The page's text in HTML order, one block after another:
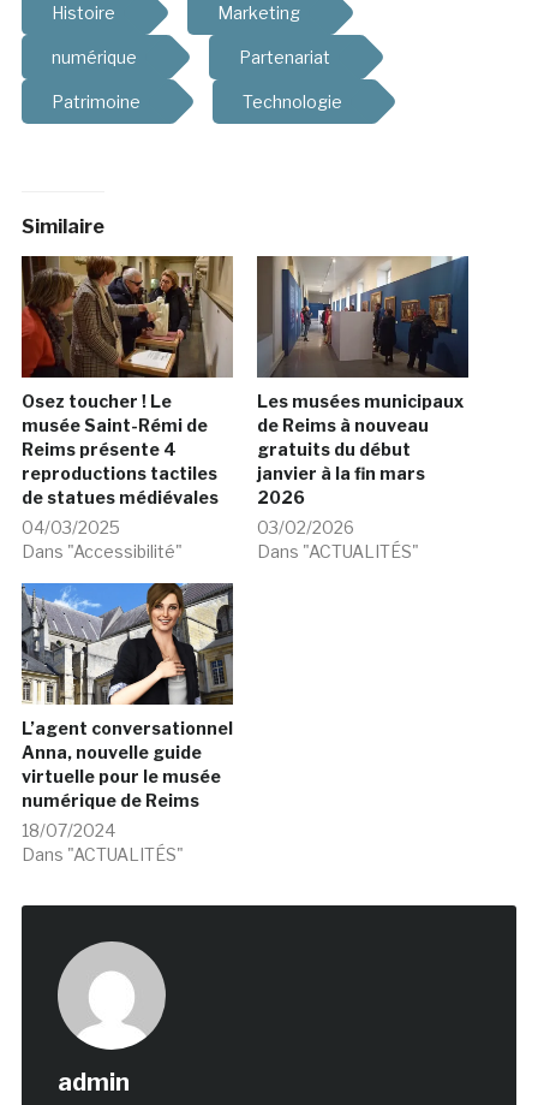
Histoire Marketing
numérique Partenariat
Patrimoine Technologie
Similaire
Osez toucher ! Le
musée Saint-Rémi de
Reims présente 4
reproductions tactiles
de statues médiévales
04/03/2025
Dans "Accessibilité"
Les musées municipaux
de Reims à nouveau
gratuits du début
janvier à la fin mars
2026
03/02/2026
Dans "ACTUALITÉS"
L’agent conversationnel
Anna, nouvelle guide
virtuelle pour le musée
numérique de Reims
18/07/2024
Dans "ACTUALITÉS"
admin